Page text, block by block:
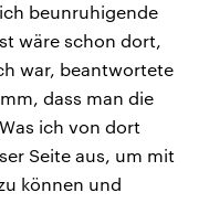
beunruhigende
wäre schon dort,
war, beantwortete
dass man die
ich von dort
Seite aus, um mit
können und